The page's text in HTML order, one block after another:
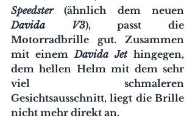
Speedster
Davida V3), passt die
Motorradbrille gut. Zusammen
mit einem Davida Jet hingegen,
dem hellen Helm mit dem sehr
viel schmaleren
Gesichtsausschnitt, liegt die Brille
nicht mehr direkt an.